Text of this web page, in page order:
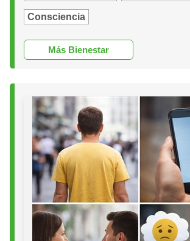
Consciencia
Más Bienestar